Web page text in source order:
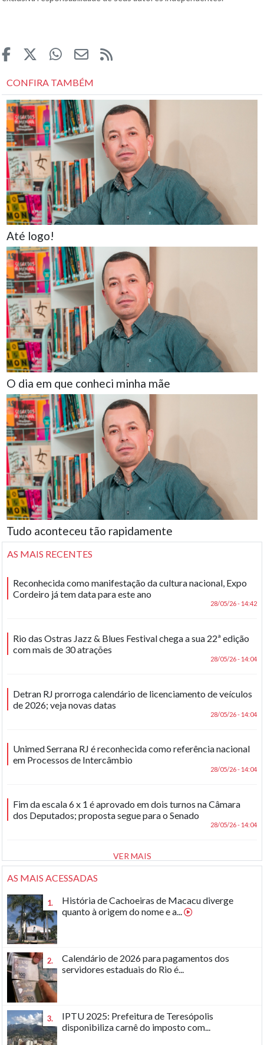
CONFIRA TAMBÉM
Até logo!
O dia em que conheci minha mãe
Tudo aconteceu tão rapidamente
AS MAIS RECENTES
Reconhecida como manifestação da cultura nacional, Expo
Cordeiro já tem data para este ano
28/05/26 - 14:42
Rio das Ostras Jazz & Blues Festival chega a sua 22ª edição
com mais de 30 atrações
28/05/26 - 14:04
Detran RJ prorroga calendário de licenciamento de veículos
de 2026; veja novas datas
28/05/26 - 14:04
Unimed Serrana RJ é reconhecida como referência nacional
em Processos de Intercâmbio
28/05/26 - 14:04
Fim da escala 6 x 1 é aprovado em dois turnos na Câmara
dos Deputados; proposta segue para o Senado
28/05/26 - 14:04
VER MAIS
AS MAIS ACESSADAS
1.
História de Cachoeiras de Macacu diverge
quanto à origem do nome e a...
2.
Calendário de 2026 para pagamentos dos
servidores estaduais do Rio é...
3.
IPTU 2025: Prefeitura de Teresópolis
disponibiliza carnê do imposto com...